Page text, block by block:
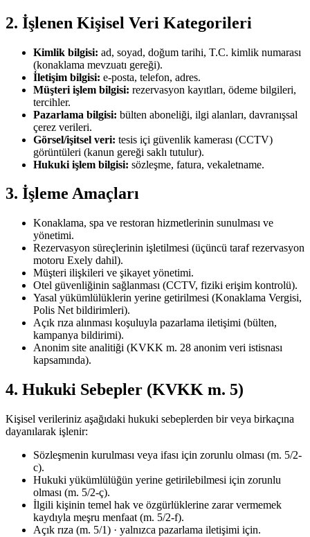
2. İşlenen Kişisel Veri Kategorileri
Kimlik bilgisi: ad, soyad, doğum tarihi, T.C. kimlik numarası
(konaklama mevzuatı gereği).
İletişim bilgisi: e-posta, telefon, adres.
Müşteri işlem bilgisi: rezervasyon kayıtları, ödeme bilgileri,
tercihler.
Pazarlama bilgisi: bülten aboneliği, ilgi alanları, davranışsal
çerez verileri.
Görsel/işitsel veri: tesis içi güvenlik kamerası (CCTV)
görüntüleri (kanun gereği saklı tutulur).
Hukuki işlem bilgisi: sözleşme, fatura, vekaletname.
3. İşleme Amaçları
Konaklama, spa ve restoran hizmetlerinin sunulması ve
yönetimi.
Rezervasyon süreçlerinin işletilmesi (üçüncü taraf rezervasyon
motoru Exely dahil).
Müşteri ilişkileri ve şikayet yönetimi.
Otel güvenliğinin sağlanması (CCTV, fiziki erişim kontrolü).
Yasal yükümlülüklerin yerine getirilmesi (Konaklama Vergisi,
Polis Net bildirimleri).
Açık rıza alınması koşuluyla pazarlama iletişimi (bülten,
kampanya bildirimi).
Anonim site analitiği (KVKK m. 28 anonim veri istisnası
kapsamında).
4. Hukuki Sebepler (KVKK m. 5)
Kişisel verileriniz aşağıdaki hukuki sebeplerden bir veya birkaçına
dayanılarak işlenir:
Sözleşmenin kurulması veya ifası için zorunlu olması (m. 5/2-
c).
Hukuki yükümlülüğün yerine getirilebilmesi için zorunlu
olması (m. 5/2-ç).
İlgili kişinin temel hak ve özgürlüklerine zarar vermemek
kaydıyla meşru menfaat (m. 5/2-f).
Açık rıza (m. 5/1) · yalnızca pazarlama iletişimi için.